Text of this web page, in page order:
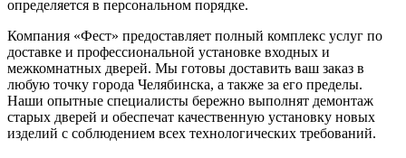
определяется в персональном порядке.
Компания «Фест» предоставляет полный комплекс услуг по
доставке и профессиональной установке входных и
межкомнатных дверей. Мы готовы доставить ваш заказ в
любую точку города Челябинска, а также за его пределы.
Наши опытные специалисты бережно выполнят демонтаж
старых дверей и обеспечат качественную установку новых
изделий с соблюдением всех технологических требований.